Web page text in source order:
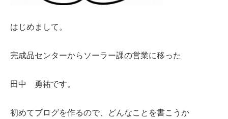
はじめまして。
完成品センターからソーラー課の営業に移った
田中 勇祐です。
初めてブログを作るので、どんなことを書こうか